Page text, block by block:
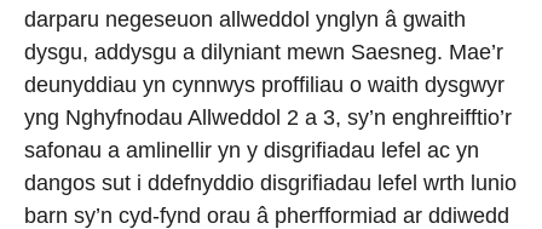
darparu negeseuon allweddol ynglyn â gwaith
dysgu, addysgu a dilyniant mewn Saesneg. Mae’r
deunyddiau yn cynnwys proffiliau o waith dysgwyr
yng Nghyfnodau Allweddol 2 a 3, sy’n enghreifftio’r
safonau a amlinellir yn y disgrifiadau lefel ac yn
dangos sut i ddefnyddio disgrifiadau lefel wrth lunio
barn sy’n cyd-fynd orau â pherfformiad ar ddiwedd